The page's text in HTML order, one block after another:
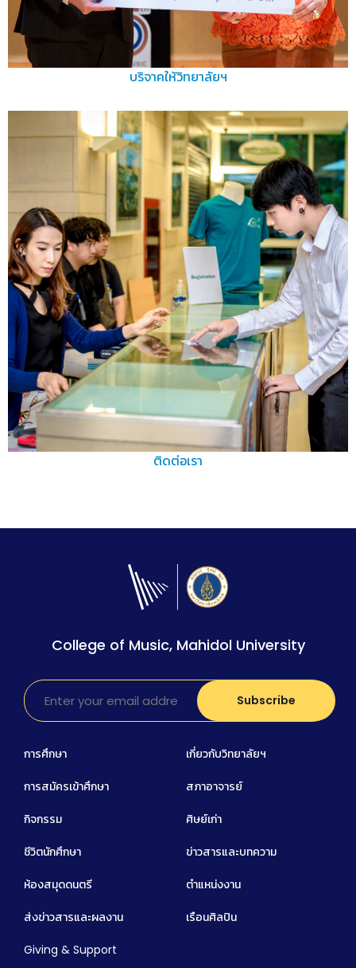
บริจาคให้วิทยาลัยฯ
ติดต่อเรา
College of Music, Mahidol University
การศึกษา
การสมัครเข้าศึกษา
กิจกรรม
ชีวิตนักศึกษา
ห้องสมุดดนตรี
ส่งข่าวสารและผลงาน
เกี่ยวกับวิทยาลัยฯ
สภาอาจารย์
ศิษย์เก่า
ข่าวสารและบทความ
ตำแหน่งงาน
เรือนศิลปิน
Giving & Support